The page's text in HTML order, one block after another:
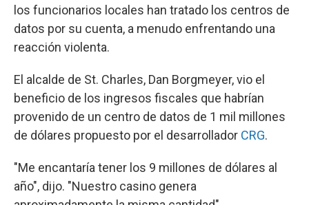
los funcionarios locales han tratado los centros de
datos por su cuenta, a menudo enfrentando una
reacción violenta.
El alcalde de St. Charles, Dan Borgmeyer, vio el
beneficio de los ingresos fiscales que habrían
provenido de un centro de datos de 1 mil millones
de dólares propuesto por el desarrollador CRG.
"Me encantaría tener los 9 millones de dólares al
año", dijo. "Nuestro casino genera